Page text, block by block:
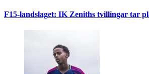
F15-landslaget: IK Zeniths tvillingar tar